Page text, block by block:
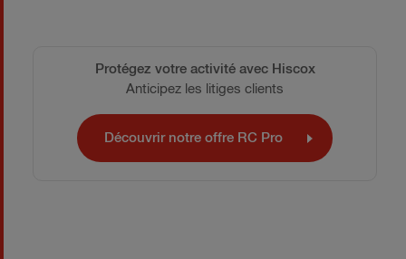
Protégez votre activité avec Hiscox
Anticipez les litiges clients
Découvrir notre offre RC Pro